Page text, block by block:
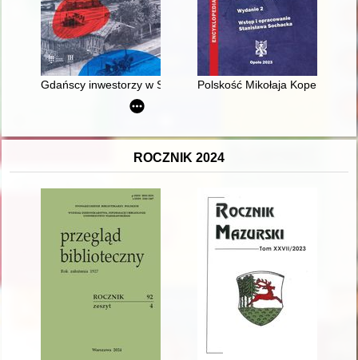
Gdańscy inwestorzy w Sopocie : prestiż finansowy i
Polskość Mikołaja Kopernika z
ROCZNIK 2024